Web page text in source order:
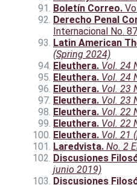
Boletín Correo.
Derecho Penal
Internacional No. 87
Latin American
(Spring 2024)
Eleuthera. Vol. 24
Eleuthera. Vol. 24
Eleuthera. Vol. 23
Eleuthera. Vol. 23
Eleuthera. Vol. 22
Eleuthera. Vol. 22
Eleuthera. Vol. 21
Laredvista. No. 2
Discusiones
junio 2019)
Discusiones